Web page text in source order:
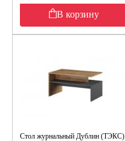
В корзину
Стол журнальный Дублин (ТЭКС)